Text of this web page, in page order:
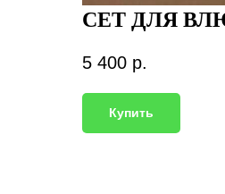
СЕТ ДЛЯ
5 400 р.
Купить